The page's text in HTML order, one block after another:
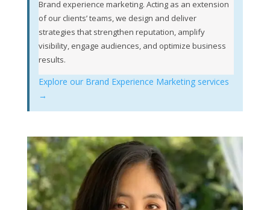
Brand experience marketing. Acting as an extension
of our clients’ teams, we design and deliver
strategies that strengthen reputation, amplify
visibility, engage audiences, and optimize business
results.
Explore our Brand Experience Marketing services
→